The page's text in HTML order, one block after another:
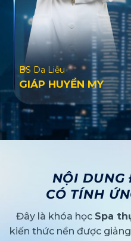
BS Da Liễu
GIÁP HUYỀN MY
NỘI DUNG
CÓ TÍNH
Đây là khóa học Spa
kiến thức nền được